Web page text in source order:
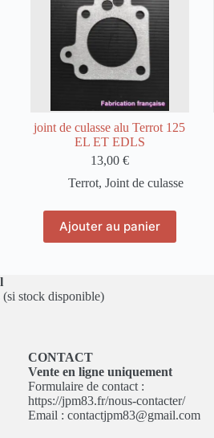
joint de culasse alu Terrot 125
EL ET EDLS
13,00 €
Terrot, Joint de culasse
Ajouter au panier
(si stock disponible)
CONTACT
Vente en ligne uniquement
Formulaire de contact :
https://jpm83.fr/nous-contacter/
Email :contactjpm83@gmail.com